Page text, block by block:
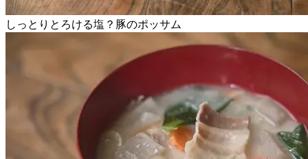
しっとりとろける塩？豚のポッサム